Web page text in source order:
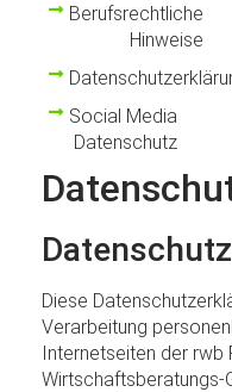
Berufsrechtliche
Hinweise
Social Media
Datenschutz
Diese
Verarbeitung
Internetseiten der rwb
Wirtschaftsberatungs-